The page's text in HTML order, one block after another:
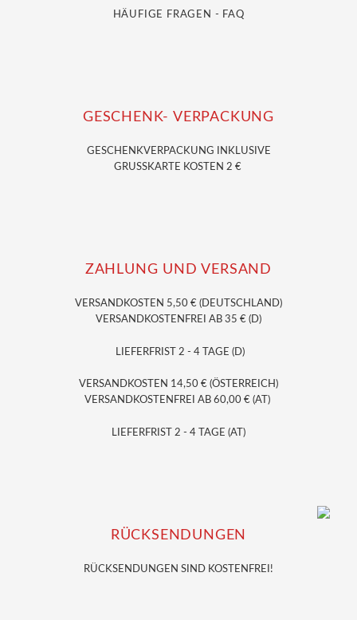
HÄUFIGE FRAGEN - FAQ
GESCHENK- VERPACKUNG
GESCHENKVERPACKUNG
INKLUSIVE
GRUSSKARTE KOSTEN 2 €
ZAHLUNG UND VERSAND
VERSANDKOSTEN 5,50 € (DEUTSCHLAND)
VERSANDKOSTENFREI AB 35 € (D)
LIEFERFRIST 2 - 4 TAGE (D)
VERSANDKOSTEN 14,50 € (ÖSTERREICH)
VERSANDKOSTENFREI AB 60,00 € (AT)
LIEFERFRIST 2 - 4 TAGE (AT)
RÜCKSENDUNGEN
RÜCKSENDUNGEN SIND KOSTENFREI!